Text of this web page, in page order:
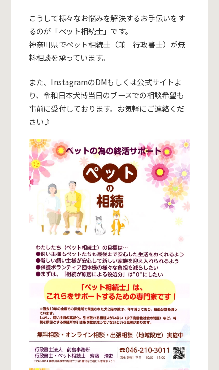
こうして様々なお悩みを解決するお手伝いをす
るのが「ペット相続士」です。
神奈川県でペット相続士（兼 行政書士）が無
料相談を承っています。
また、InstagramのDMもしくは公式サイトよ
り、令和日本犬博当日のブースでの相談希望も
事前に受付しております。お気軽にご連絡くだ
さい♪